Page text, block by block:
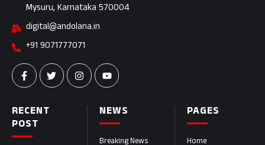
PAGES
Home
NEWS
Breaking News
RECENT
POST
Mysuru, Karnataka 570004
digital@andolana.in
+91 9071777071